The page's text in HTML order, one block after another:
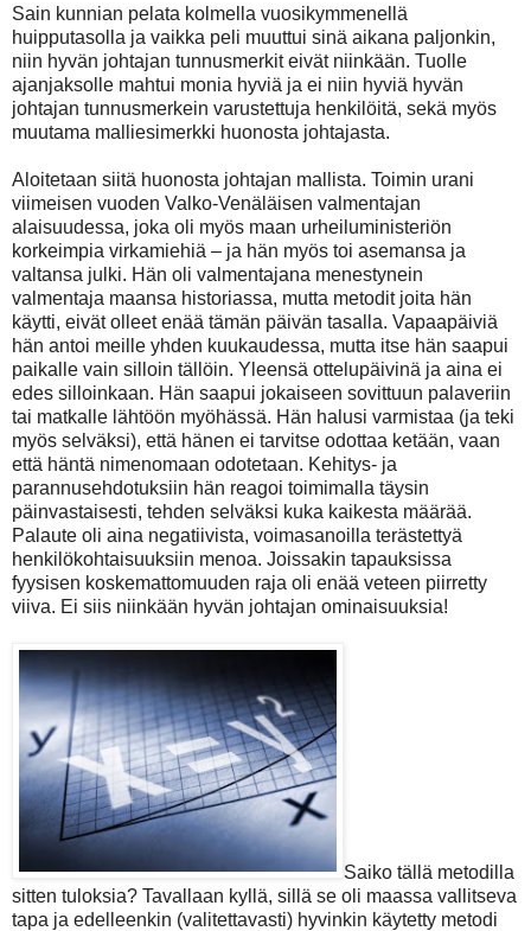
Sain kunnian pelata kolmella vuosikymmenellä
huipputasolla ja vaikka peli muuttui sinä aikana paljonkin,
niin hyvän johtajan tunnusmerkit eivät niinkään. Tuolle
ajanjaksolle mahtui monia hyviä ja ei niin hyviä hyvän
johtajan tunnusmerkein varustettuja henkilöitä, sekä myös
muutama malliesimerkki huonosta johtajasta.
Aloitetaan siitä huonosta johtajan mallista. Toimin urani
viimeisen vuoden Valko-Venäläisen valmentajan
alaisuudessa, joka oli myös maan urheiluministeriön
korkeimpia virkamiehiä – ja hän myös toi asemansa ja
valtansa julki. Hän oli valmentajana menestynein
valmentaja maansa historiassa, mutta metodit joita hän
käytti, eivät olleet enää tämän päivän tasalla. Vapaapäiviä
hän antoi meille yhden kuukaudessa, mutta itse hän saapui
paikalle vain silloin tällöin. Yleensä ottelupäivinä ja aina ei
edes silloinkaan. Hän saapui jokaiseen sovittuun palaveriin
tai matkalle lähtöön myöhässä. Hän halusi varmistaa (ja teki
myös selväksi), että hänen ei tarvitse odottaa ketään, vaan
että häntä nimenomaan odotetaan. Kehitys- ja
parannusehdotuksiin hän reagoi toimimalla täysin
päinvastaisesti, tehden selväksi kuka kaikesta määrää.
Palaute oli aina negatiivista, voimasanoilla terästettyä
henkilökohtaisuuksiin menoa. Joissakin tapauksissa
fyysisen koskemattomuuden raja oli enää veteen piirretty
viiva. Ei siis niinkään hyvän johtajan ominaisuuksia!
Saiko tällä metodilla
sitten tuloksia? Tavallaan kyllä, sillä se oli maassa vallitseva
tapa ja edelleenkin (valitettavasti) hyvinkin käytetty metodi